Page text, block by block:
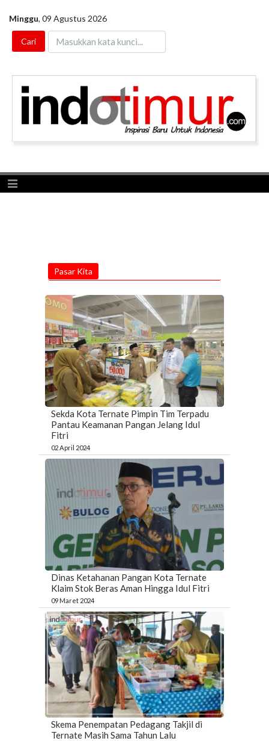
Minggu, 09 Agustus 2026
Toggle navigation
Pasar Kita
Sekda Kota Ternate Pimpin Tim Terpadu
Pantau Keamanan Pangan Jelang Idul
Fitri
02 April 2024
Dinas Ketahanan Pangan Kota Ternate
Klaim Stok Beras Aman Hingga Idul Fitri
09 Maret 2024
Skema Penempatan Pedagang Takjil di
Ternate Masih Sama Tahun Lalu